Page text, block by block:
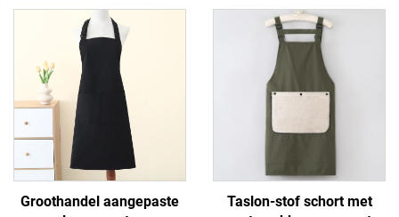
Groothandel aangepaste
Taslon-stof schort met